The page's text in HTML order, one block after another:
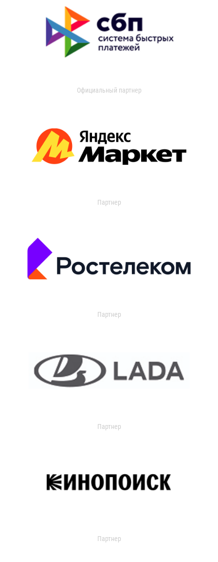
Официальный партнер
Партнер
Партнер
Партнер
Партнер